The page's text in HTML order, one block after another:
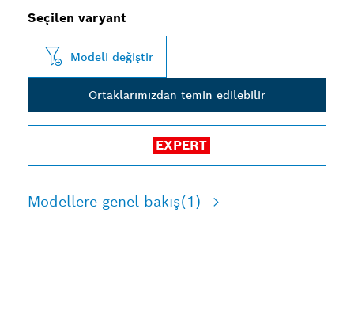
Seçilen varyant
Modeli değiştir
Ortaklarımızdan temin edilebilir
EXPERT
Modellere genel bakış(1)